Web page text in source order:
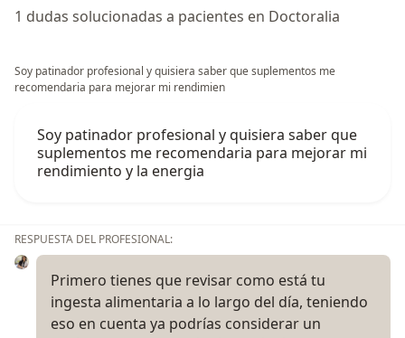
1 dudas solucionadas a pacientes en Doctoralia
Soy patinador profesional y quisiera saber que suplementos me
recomendaria para mejorar mi rendimien
Soy patinador profesional y quisiera saber que
suplementos me recomendaria para mejorar mi
rendimiento y la energia
RESPUESTA DEL PROFESIONAL:
Primero tienes que revisar como está tu
ingesta alimentaria a lo largo del día, teniendo
eso en cuenta ya podrías considerar un